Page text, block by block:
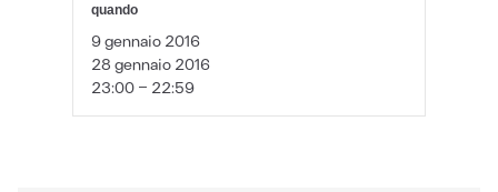
quando
9 gennaio 2016
28 gennaio 2016
23:00 - 22:59